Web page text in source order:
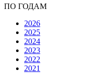
ПО ГОДАМ
2026
2025
2024
2023
2022
2021